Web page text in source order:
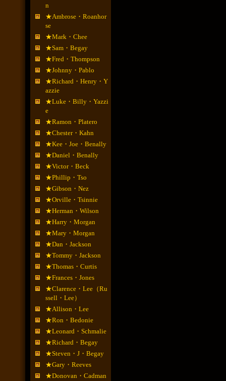
n
★Ambrose・Roanhor
se
★Mark・Chee
★Sam・Begay
★Fred・Thompson
★Johnny・Pablo
★Richard・Henry・Y
azzie
★Luke・Billy・Yazzi
e
★Ramon・Platero
★Chester・Kahn
★Kee・Joe・Benally
★Daniel・Benally
★Victor・Beck
★Phillip・Tso
★Gibson・Nez
★Orville・Tsinnie
★Herman・Wilson
★Harry・Morgan
★Mary・Morgan
★Dan・Jackson
★Tommy・Jackson
★Thomas・Curtis
★Frances・Jones
★Clarence・Lee（Ru
ssell・Lee）
★Allison・Lee
★Ron・Bedonie
★Leonard・Schmalie
★Richard・Begay
★Steven・J・Begay
★Gary・Reeves
★Donovan・Cadman